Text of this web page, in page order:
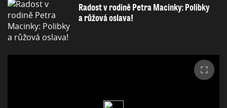
Radost v rodině Petra Macinky: Polibky
a růžová oslava!